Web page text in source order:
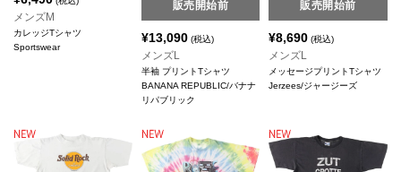
メンズM
カレッジTシャツ
Sportswear
販売開始前
¥13,090(税込)
メンズL
半袖 プリントTシャツ
BANANA REPUBLIC/バナナ
リパブリック
販売開始前
¥8,690 (税込)
メンズL
メッセージプリントTシャツ
Jerzees/ジャージーズ